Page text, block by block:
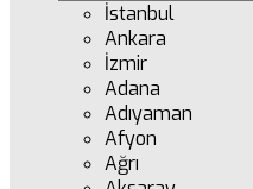
İstanbul
Ankara
İzmir
Adana
Adıyaman
Afyon
Ağrı